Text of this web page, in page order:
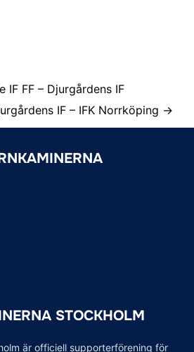
IF FF – Djurgårdens IF
IF – IFK Norrköping →
STOCKHOLM
är officiell supporterförening för